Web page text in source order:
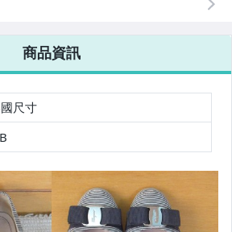
商品資訊
尺寸